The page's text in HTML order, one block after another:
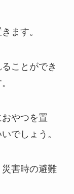
ます。
ことができ
やつを置
でしょう。
害時の避難